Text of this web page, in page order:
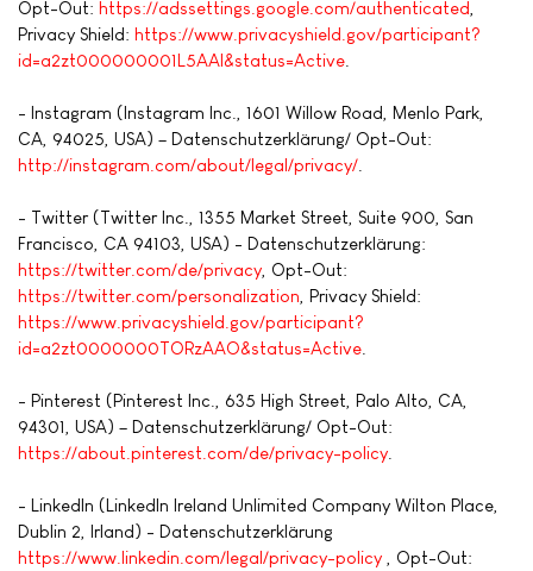
Opt-Out: https://adssettings.google.com/authenticated
Privacy Shield: https://www.privacyshield.gov/participant?
id=a2zt000000001L5AAI&status=Active
- Instagram (Instagram Inc., 1601 Willow Road, Menlo Park,
CA, 94025, USA) – Datenschutzerklärung/ Opt-Out:
http://instagram.com/about/legal/privacy/
- Twitter (Twitter Inc., 1355 Market Street, Suite 900, San
Francisco, CA 94103, USA) - Datenschutzerklärung:
https://twitter.com/de/privacy , Opt-Out:
https://twitter.com/personalization , Privacy Shield:
https://www.privacyshield.gov/participant?
id=a2zt0000000TORzAAO&status=Active
- Pinterest (Pinterest Inc., 635 High Street, Palo Alto, CA,
94301, USA) – Datenschutzerklärung/ Opt-Out:
https://about.pinterest.com/de/privacy-policy
- LinkedIn (LinkedIn Ireland Unlimited Company Wilton Place,
Dublin 2, Irland) - Datenschutzerklärung
https://www.linkedin.com/legal/privacy-policy , Opt-Out: